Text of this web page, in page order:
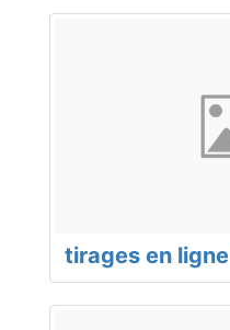
tirages en ligne